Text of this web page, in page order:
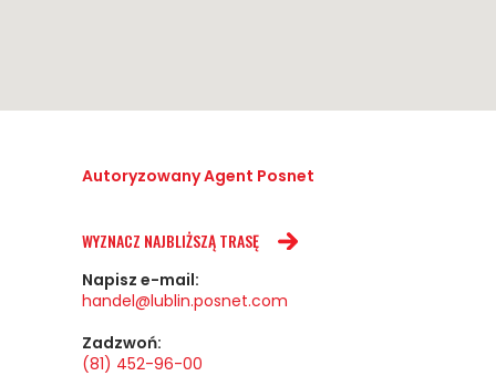
Autoryzowany Agent Posnet
WYZNACZ NAJBLIŻSZĄ TRASĘ
Napisz e-mail:
handel@lublin.posnet.com
Zadzwoń:
(81) 452-96-00